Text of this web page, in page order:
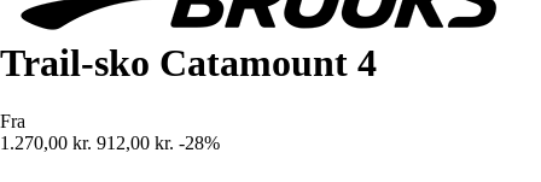
Trail-sko Catamount 4
Fra
1.270,00 kr. 912,00 kr. -28%